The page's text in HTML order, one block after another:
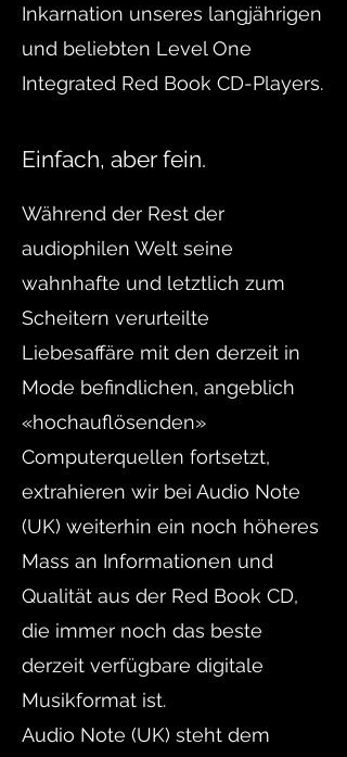
Inkarnation unseres langjährigen
und beliebten Level One
Integrated Red Book CD-Players.
Einfach, aber fein.
Während der Rest der
audiophilen Welt seine
wahnhafte und letztlich zum
Scheitern verurteilte
Liebesaffäre mit den derzeit in
Mode befindlichen, angeblich
«hochauflösenden»
Computerquellen fortsetzt,
extrahieren wir bei Audio Note
(UK) weiterhin ein noch höheres
Mass an Informationen und
Qualität aus der Red Book CD,
die immer noch das beste
derzeit verfügbare digitale
Musikformat ist.
Audio Note (UK) steht dem